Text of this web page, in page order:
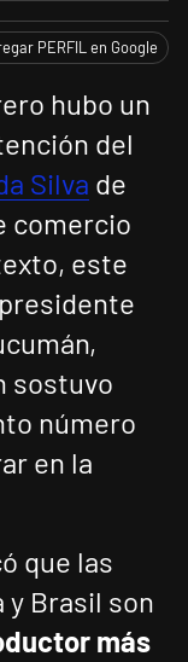
PERFIL en Google
hubo un
del
Silva de
comercio
este
sostuvo
número
en la
que las
Brasil son
más